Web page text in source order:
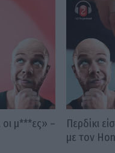
οι μ***ες» –
Περδίκι
με τον